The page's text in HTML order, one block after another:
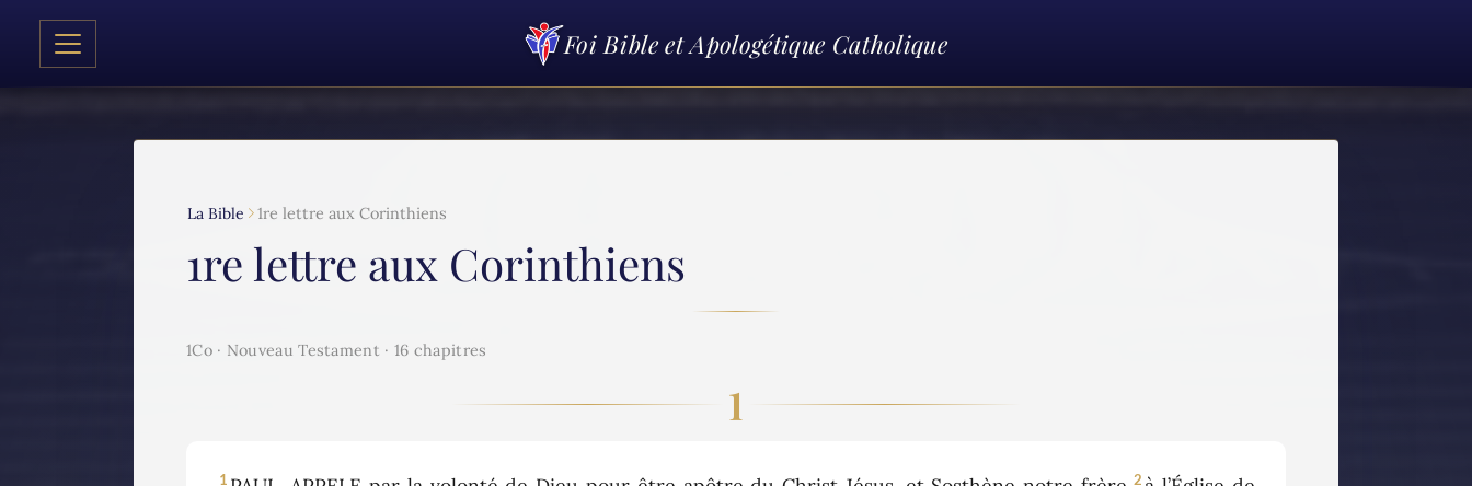
Foi Bible et Apologétique Catholique
La Bible 1re lettre aux Corinthiens
1re lettre aux Corinthiens
1Co · Nouveau Testament · 16 chapitres
1
1 2